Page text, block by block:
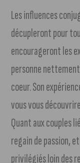
Les influences
décupleront pour
encourageront les
personne
coeur. Son
vous vous
Quant aux couples
regain de passion,
privilégiés loin des